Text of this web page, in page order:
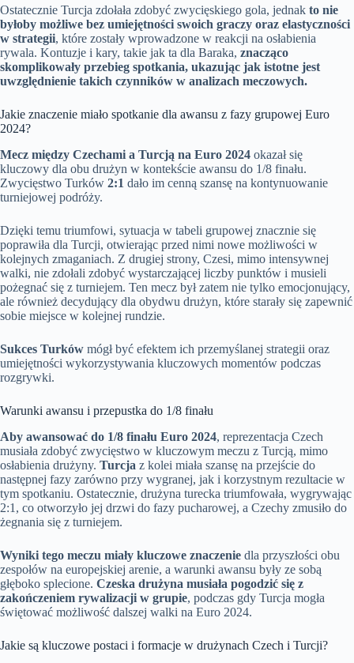
Ostatecznie Turcja zdołała zdobyć zwycięskiego gola, jednak to nie
byłoby możliwe bez umiejętności swoich graczy oraz elastyczności
w strategii, które zostały wprowadzone w reakcji na osłabienia
rywala. Kontuzje i kary, takie jak ta dla Baraka, znacząco
skomplikowały przebieg spotkania, ukazując jak istotne jest
uwzględnienie takich czynników w analizach meczowych.
Jakie znaczenie miało spotkanie dla awansu z fazy grupowej Euro
2024?
Mecz między Czechami a Turcją na Euro 2024 okazał się
kluczowy dla obu drużyn w kontekście awansu do 1/8 finału.
Zwycięstwo Turków 2:1 dało im cenną szansę na kontynuowanie
turniejowej podróży.
Dzięki temu triumfowi, sytuacja w tabeli grupowej znacznie się
poprawiła dla Turcji, otwierając przed nimi nowe możliwości w
kolejnych zmaganiach. Z drugiej strony, Czesi, mimo intensywnej
walki, nie zdołali zdobyć wystarczającej liczby punktów i musieli
pożegnać się z turniejem. Ten mecz był zatem nie tylko emocjonujący,
ale również decydujący dla obydwu drużyn, które starały się zapewnić
sobie miejsce w kolejnej rundzie.
Sukces Turków mógł być efektem ich przemyślanej strategii oraz
umiejętności wykorzystywania kluczowych momentów podczas
rozgrywki.
Warunki awansu i przepustka do 1/8 finału
Aby awansować do 1/8 finału Euro 2024, reprezentacja Czech
musiała zdobyć zwycięstwo w kluczowym meczu z Turcją, mimo
osłabienia drużyny. Turcja z kolei miała szansę na przejście do
następnej fazy zarówno przy wygranej, jak i korzystnym rezultacie w
tym spotkaniu. Ostatecznie, drużyna turecka triumfowała, wygrywając
2:1, co otworzyło jej drzwi do fazy pucharowej, a Czechy zmusiło do
żegnania się z turniejem.
Wyniki tego meczu miały kluczowe znaczenie dla przyszłości obu
zespołów na europejskiej arenie, a warunki awansu były ze sobą
głęboko splecione. Czeska drużyna musiała pogodzić się z
zakończeniem rywalizacji w grupie, podczas gdy Turcja mogła
świętować możliwość dalszej walki na Euro 2024.
Jakie są kluczowe postaci i formacje w drużynach Czech i Turcji?